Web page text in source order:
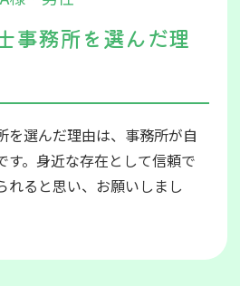
事務所を選んだ理
を選んだ理由は、事務所が自
す。身近な存在として信頼で
れると思い、お願いしまし